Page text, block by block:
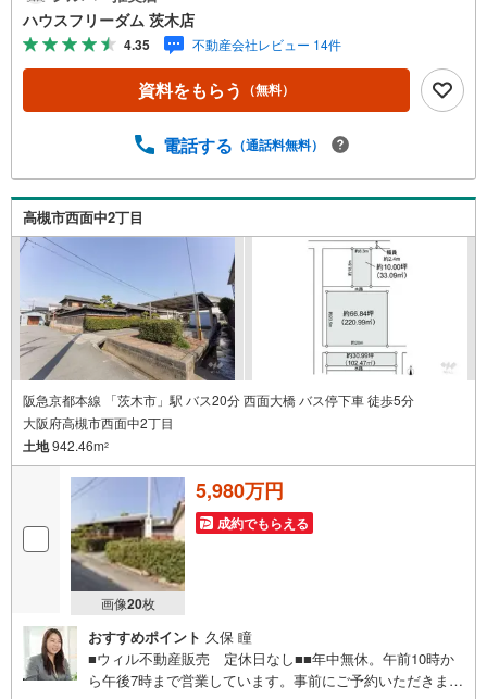
現地見学のご予約、物件詳細はお気軽にお問合せください
ハウスフリーダム茨木店は店舗駐車場完備、キッズスペー
ス・授乳室（エアコン・空気清浄機設置）がございます・
店内では物件情報を常時1,000件以上公開中ご希望条件をお
聞かせ頂けましたら、閲覧用PCより非公開物件もご覧頂け
てのお家探しの方でも安心住宅購入のご検討中から購入
ションソフトを使ってさらに分かりやすくご説明させて頂
きます・お仕事帰りなど短時間の物件検索も可能です≫*≪
*≫*≪*≫*≪*≫*≪*≫*≪*≫*≪*≫*≪
ハウスフリーダム 茨木店
4.35 不動産会社レビュー 14件
資料をもらう （無料）
電話する （通話料無料）
高槻市西面中2丁目
阪急京都本線 「茨木市」駅 バス20分 西面大橋 バス停下車 徒歩5分
大阪府高槻市西面中2丁目
土地942.46m2
画像20枚
5,980万円
成約でもらえる
おすすめポイント 久保 瞳
■ウィル不動産販売 定休日なし■■年中無休。午前10時か
ら午後7時まで営業しています。事前にご予約いただきまし